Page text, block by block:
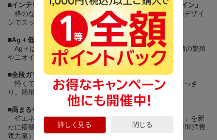
詳しく見る 閉じる
■インテリアトレンドにマッチした「スタイリッシュデザイン」
枠のないフレームレスガラスと薄い板のようなハンドルデザイ
ンでスッキリ感を演出しています。
■Ag＋低温触媒除菌・脱臭
Ag＋は、除菌効果があることが広くしられています。菌の繁殖
やニオイを抑制し庫内をいつも清潔に！
■全段ガラス棚
軽くて使いやすいガラス棚。フレームも細く、見た目すっき
り。簡単に取り外せてお手入れもラクです。
■高まる省エネ意識へ対応「とってもにエコ」搭載
省エネ意識の高まりに応え「とってもエコ（節電機能）」を新
たに搭載しました。運転中は最大で約25％削減します（年間消費
電力量）。